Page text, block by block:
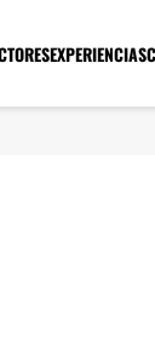
EXPERIENCIAS